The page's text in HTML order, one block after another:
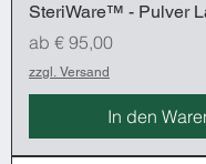
SteriWare™ - Pulver
ab € 95,00
Sale-Preis
zzgl. Versand
In den